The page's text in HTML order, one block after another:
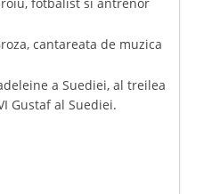
cantareata de muzica
a Suediei, al treilea
Gustaf al Suediei.